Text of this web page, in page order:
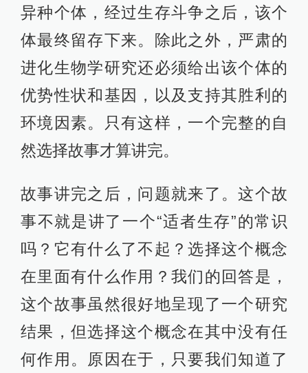
异种个体，经过生存斗争之后，该个
体最终留存下来。除此之外，严肃的
进化生物学研究还必须给出该个体的
优势性状和基因，以及支持其胜利的
环境因素。只有这样，一个完整的自
然选择故事才算讲完。
故事讲完之后，问题就来了。这个故
事不就是讲了一个“适者生存”的常识
吗？它有什么了不起？选择这个概念
在里面有什么作用？我们的回答是，
这个故事虽然很好地呈现了一个研究
结果，但选择这个概念在其中没有任
何作用。原因在于，只要我们知道了